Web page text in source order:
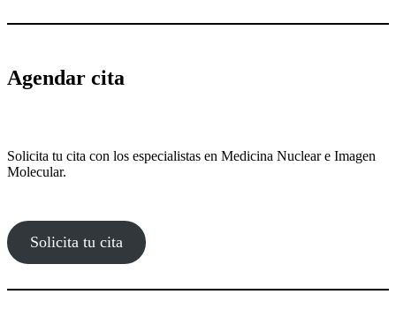
Agendar cita
Solicita tu cita con los especialistas en Medicina Nuclear e Imagen
Molecular.
Solicita tu cita